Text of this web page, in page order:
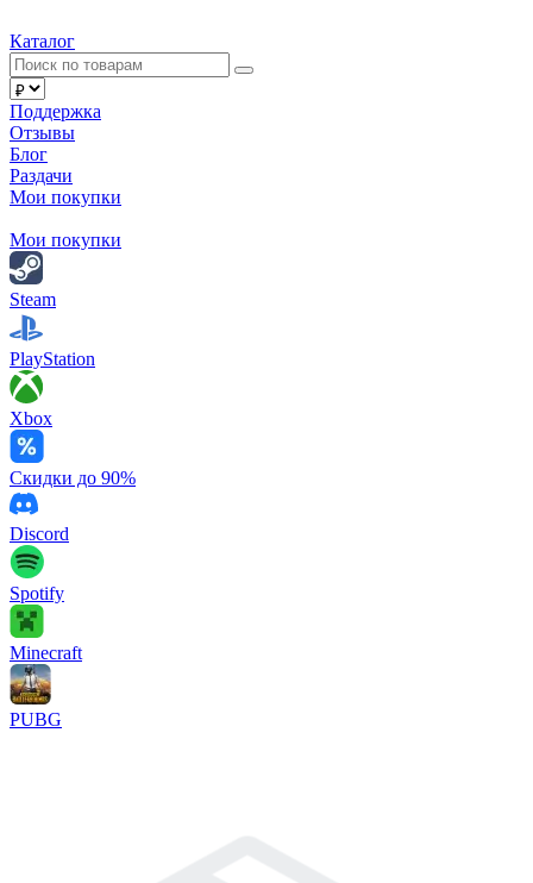
Каталог
Поддержка
Отзывы
Блог
Раздачи
Мои покупки
Мои покупки
Steam
PlayStation
Xbox
Скидки до 90%
Discord
Spotify
Minecraft
PUBG